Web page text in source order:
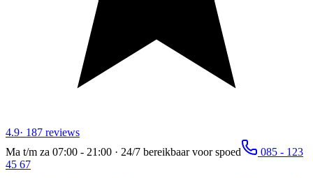
4.9· 187 reviews
Ma t/m za 07:00 - 21:00 · 24/7 bereikbaar voor spoed
085 - 123
45 67